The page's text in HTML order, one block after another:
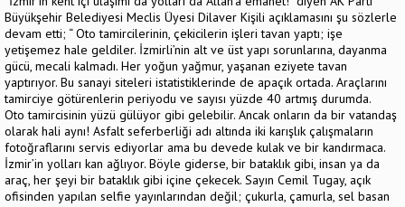
Büyükşehir Belediyesi Meclis Üyesi Dilaver Kişili açıklamasını şu sözlerle
devam etti; “ Oto tamircilerinin, çekicilerin işleri tavan yaptı; işe
yetişemez hale geldiler. İzmirli’nin alt ve üst yapı sorunlarına, dayanma
gücü, mecali kalmadı. Her yoğun yağmur, yaşanan eziyete tavan
yaptırıyor. Bu sanayi siteleri istatistiklerinde de apaçık ortada. Araçlarını
tamirciye götürenlerin periyodu ve sayısı yüzde 40 artmış durumda.
Oto tamircisinin yüzü gülüyor gibi gelebilir. Ancak onların da bir vatandaş
olarak hali aynı! Asfalt seferberliği adı altında iki karışlık çalışmaların
fotoğraflarını servis ediyorlar ama bu devede kulak ve bir kandırmaca.
İzmir’in yolları kan ağlıyor. Böyle giderse, bir bataklık gibi, insan ya da
araç, her şeyi bir bataklık gibi içine çekecek. Sayın Cemil Tugay, açık
ofisinden yapılan selfie yayınlarından değil; çukurla, çamurla, sel basan